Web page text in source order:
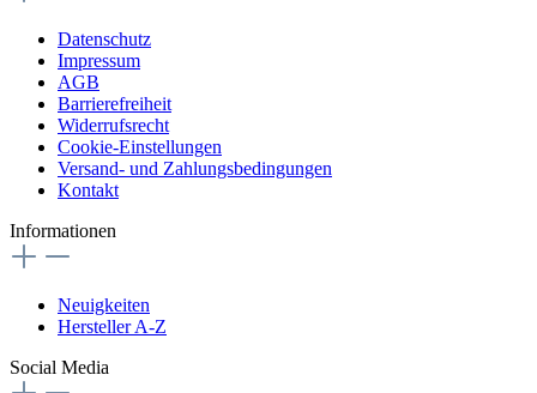
Datenschutz
Impressum
AGB
Barrierefreiheit
Widerrufsrecht
Cookie-Einstellungen
Versand- und Zahlungsbedingungen
Kontakt
Informationen
Neuigkeiten
Hersteller A-Z
Social Media